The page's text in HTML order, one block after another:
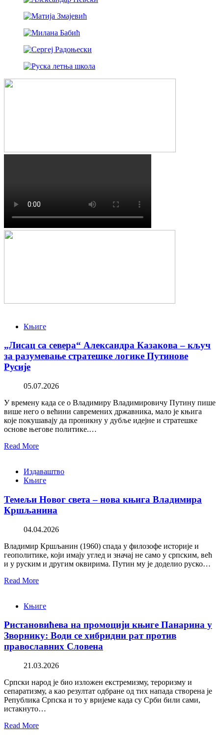
Књиге
„Лисац са севера“ Александра Казакова – кључ
за разумевање стратешке логике Путинове
Русије
05.07.2026
У времену када се о Владимиру Владимировичу Путину пише
више него о већини савремених државника, мало је књига
које покушавају да проникну у дубље идејне и стратешке
основе његове политике.…
Read More
Издаваштво
Књиге
Темељи Новог света – нова књига Владимира
Кршљанина
04.04.2026
Владимир Кршљанин (1960) спада у филозофе историје и
геополитике, који имају углед и значај не само у српским, већ
и у руским и другим оквирима. Путин му је доделио руско…
Read More
Књиге
Ристановићева на промоцији књиге Панарина у
Зворнику: Води се хибридни рат против
православних Словена
21.03.2026
Српски народ је био изложен екстремизму, тероризму и
сепаратизму, а као резултат одбране од тих напада створена је
Република Српска и то у вријеме када су Срби били сами,
истакнуто…
Read More